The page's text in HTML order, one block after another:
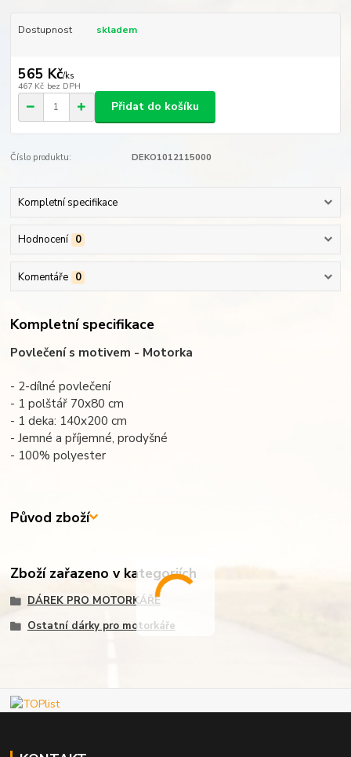
Dostupnost skladem
565 Kč/ks
467 Kč bez DPH
Přidat do košíku
Číslo produktu: DEKO1012115000
Kompletní specifikace
Hodnocení 0
Komentáře 0
Kompletní specifikace
Povlečení s motivem - Motorka
- 2-dílné povlečení
- 1 polštář 70x80 cm
- 1 deka: 140x200 cm
- Jemné a příjemné, prodyšné
- 100% polyester
Původ zboží
Zboží zařazeno v kategoriích
DÁREK PRO MOTORKÁŘE
Ostatní dárky pro motorkáře